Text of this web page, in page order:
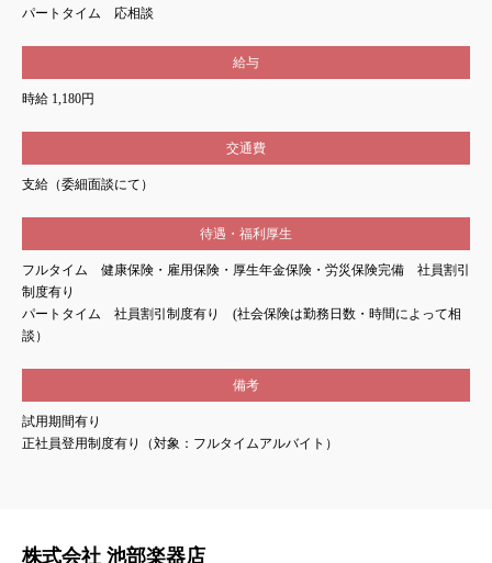
パートタイム 応相談
給与
時給 1,180円
交通費
支給（委細面談にて）
待遇・福利厚生
フルタイム 健康保険・雇用保険・厚生年金保険・労災保険完備 社員割引
制度有り
パートタイム 社員割引制度有り (社会保険は勤務日数・時間によって相
談）
備考
試用期間有り
正社員登用制度有り（対象：フルタイムアルバイト）
株式会社 池部楽器店